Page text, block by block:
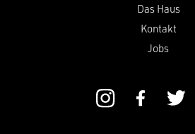
Das Haus
Kontakt
Jobs